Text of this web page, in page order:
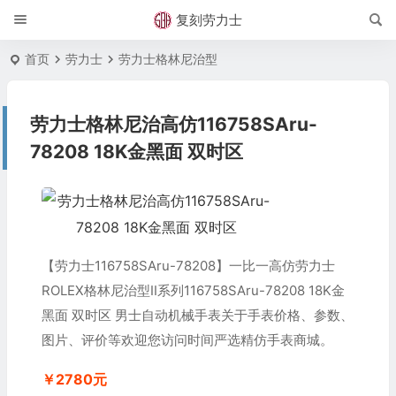
复刻劳力士
首页 劳力士 劳力士格林尼治型
劳力士格林尼治高仿116758SAru-
78208 18K金黑面 双时区
【劳力士116758SAru-78208】一比一高仿劳力士
ROLEX格林尼治型II系列116758SAru-78208 18K金
黑面 双时区 男士自动机械手表关于手表价格、参数、
图片、评价等欢迎您访问时间严选精仿手表商城。
￥2780元